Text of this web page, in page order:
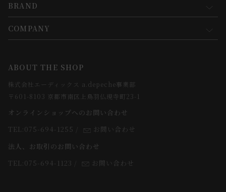
新規会員登録
会員規約について
お買い物ガイド
会員登録について
お支払方法について
お届けについて
よくあるご質問
BRAND
コンセプト
webカタログ
COMPANY
求人情報
法人のお客様
スタッフ
ABOUT THE SHOP
株式会社エーディックス a.depeche事業部
〒601-8103 京都市南区上鳥羽仏現寺町23-1
オンラインショップへのお問い合わせ
TEL:075-694-1255
お問い合わせ
法人、お取引のお問い合わせ
TEL:075-694-1123
お問い合わせ